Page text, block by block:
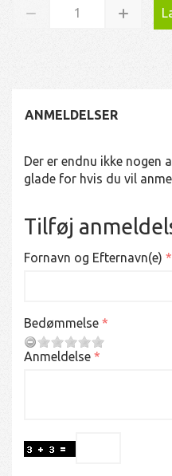
ANMELDELSER
Der er endnu ikke nogen
glade for hvis du vil
Tilføj
Fornavn og Efternavn(e)
Bedømmelse
Anmeldelse